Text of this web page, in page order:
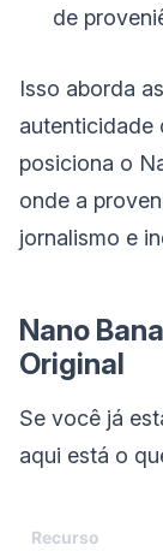
de
Isso aborda
autenticidade
posiciona o
onde a
jornalismo e
Nano
Original
Se você já
aqui está o
Recurso